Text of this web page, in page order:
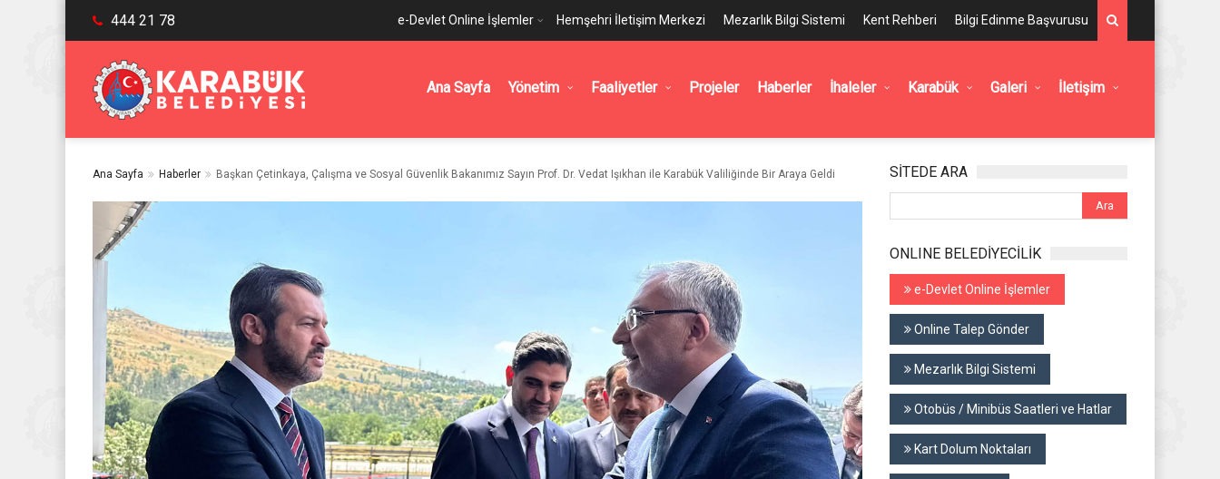
444 21 78 e-Devlet Online İşlemler Hemşehri İletişim Merkezi Mezarlık Bilgi Sistemi Kent Rehberi Bilgi Edinme Başvurusu
Ana Sayfa Yönetim Faaliyetler Projeler Haberler İhaleler Karabük Galeri İletişim
Ana Sayfa Haberler Başkan Çetinkaya, Çalışma ve Sosyal Güvenlik Bakanımız Sayın Prof. Dr. Vedat Işıkhan ile Karabük Valiliğinde Bir Araya Geldi SİTEDE ARA
ONLINE BELEDİYECİLİK
e-Devlet Online İşlemler
Online Talep Gönder
Mezarlık Bilgi Sistemi
Otobüs / Minibüs Saatleri ve Hatlar
Kart Dolum Noktaları